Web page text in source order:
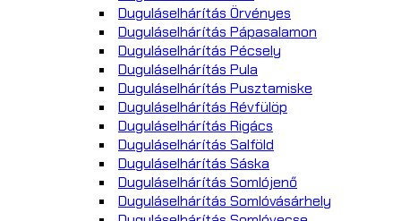
Duguláselhárítás Örvényes
Duguláselhárítás Pápasalamon
Duguláselhárítás Pécsely
Duguláselhárítás Pula
Duguláselhárítás Pusztamiske
Duguláselhárítás Révfülöp
Duguláselhárítás Rigács
Duguláselhárítás Salföld
Duguláselhárítás Sáska
Duguláselhárítás Somlójenő
Duguláselhárítás Somlóvásárhely